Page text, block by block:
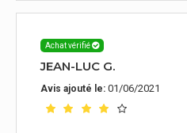
Achat vérifié
JEAN-LUC G.
Avis ajouté le: 01/06/2021